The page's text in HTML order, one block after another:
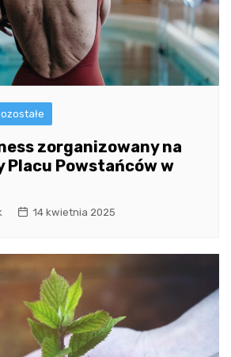
zorganizowany na
Placu Powstańców w
14 kwietnia 2025